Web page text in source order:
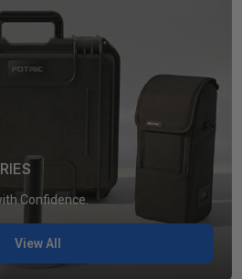
Confidence.
View All